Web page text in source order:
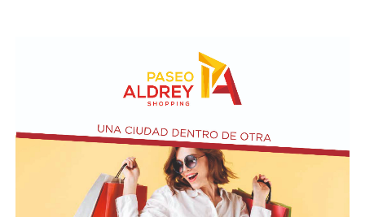
El vendero 13 de agosto se cumplen 38 años de la
desaparición física del ex intendente de Necochea,
en la ruta 88, a pocos kilómetros de Quequén.
Junto con el intendente de Necochea habían muerto
tres docentes que, luego se supo, habían subido a su
automóvil pocos kilómetros antes, donde se hallaban